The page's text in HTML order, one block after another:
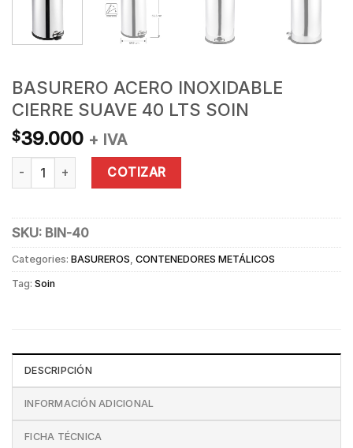
BASURERO ACERO INOXIDABLE
CIERRE SUAVE 40 LTS SOIN
$39.000 + IVA
BASURERO ACERO INOXIDABLE CIERRE SUAVE 40 LTS SOIN
COTIZAR
SKU: BIN-40
Categories: BASUREROS CONTENEDORES METÁLICOS
Tag: Soin
DESCRIPCIÓN
INFORMACIÓN ADICIONAL
FICHA TÉCNICA